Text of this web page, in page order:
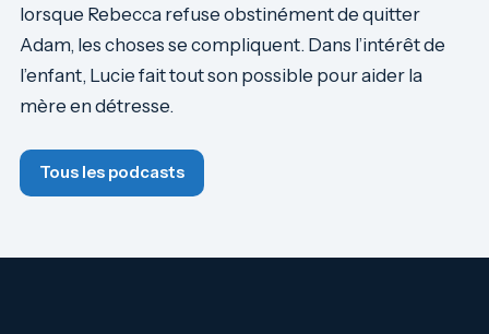
lorsque Rebecca refuse obstinément de quitter
Adam, les choses se compliquent. Dans l’intérêt de
l’enfant, Lucie fait tout son possible pour aider la
mère en détresse.
Tous les podcasts